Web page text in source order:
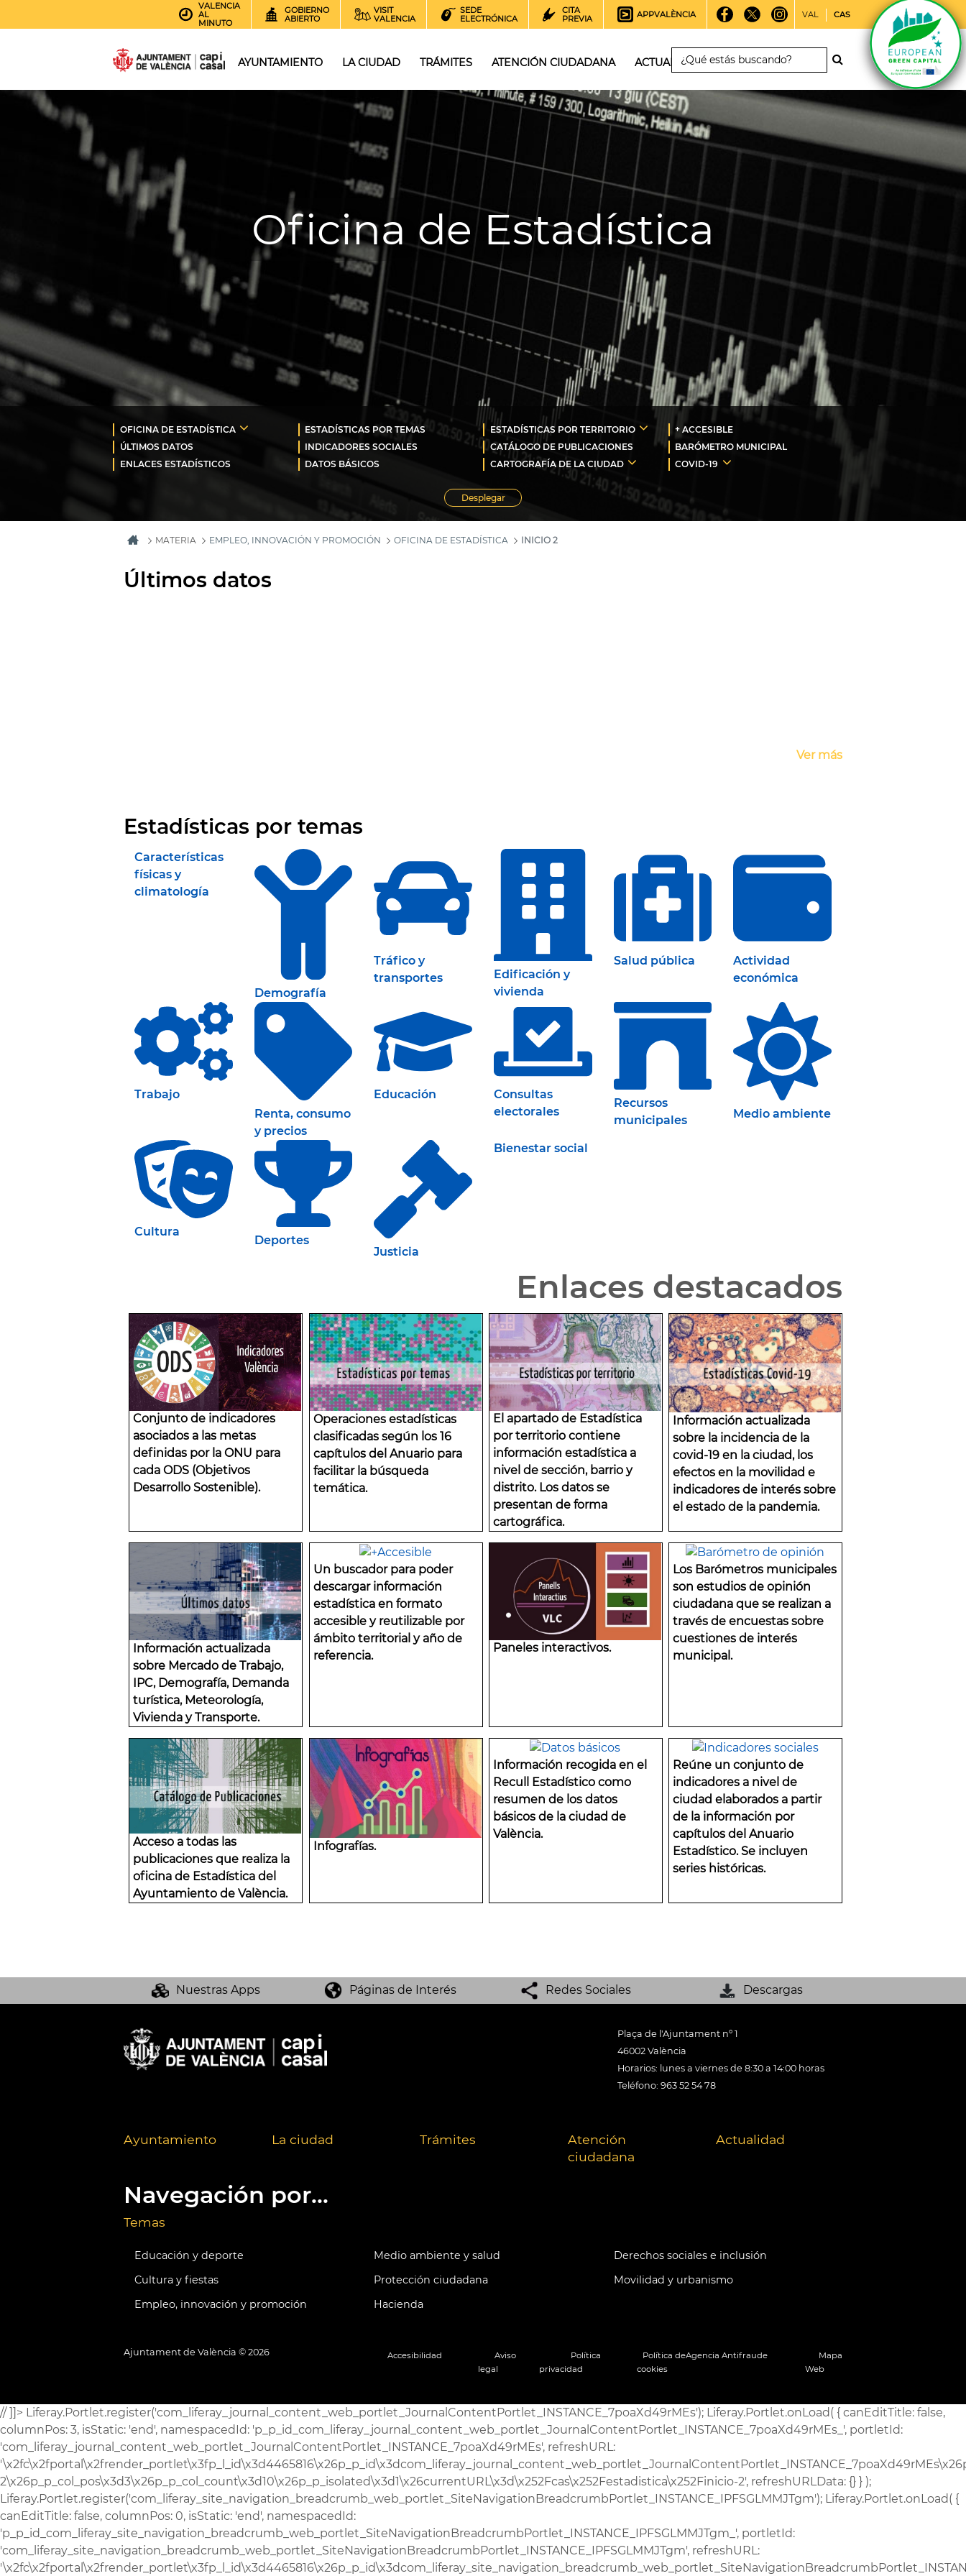
VALENCIA
AL
MINUTO
GOBIERNO
ABIERTO
VISIT
VALENCIA
SEDE
ELECTRÓNICA
CITA
PREVIA
APPVALÈNCIA VAL CAS
AYUNTAMIENTO LA CIUDAD TRÁMITES ATENCIÓN CIUDADANA ACTUALIDAD
Oficina de Estadística
OFICINA DE ESTADÍSTICA ESTADÍSTICAS POR TEMAS ESTADÍSTICAS POR TERRITORIO
+ ACCESIBLE
ÚLTIMOS DATOS
INDICADORES SOCIALES CATÁLOGO DE PUBLICACIONES
BARÓMETRO MUNICIPAL
ENLACES ESTADÍSTICOS
DATOS BÁSICOS CARTOGRAFÍA DE LA CIUDAD COVID-19
Desplegar
MATERIA EMPLEO, INNOVACIÓN Y PROMOCIÓN OFICINA DE ESTADÍSTICA INICIO 2
Últimos datos
Ver más
Estadísticas por temas
Características
físicas y
climatología
Demografía
Tráfico y
transportes
Edificación y
vivienda
Salud pública
Actividad
económica
Trabajo
Renta, consumo
y precios
Educación
Consultas
electorales
Recursos
municipales
Medio ambiente
Cultura
Deportes
Justicia
Bienestar social
Enlaces destacados
Conjunto de indicadores
asociados a las metas
definidas por la ONU para
cada ODS (Objetivos
Desarrollo Sostenible).
Operaciones estadísticas
clasificadas según los 16
capítulos del Anuario para
facilitar la búsqueda
temática.
El apartado de Estadística
por territorio contiene
información estadística a
nivel de sección, barrio y
distrito. Los datos se
presentan de forma
cartográfica.
Información actualizada
sobre la incidencia de la
covid-19 en la ciudad, los
efectos en la movilidad e
indicadores de interés sobre
el estado de la pandemia.
Información actualizada
sobre Mercado de Trabajo,
IPC, Demografía, Demanda
turística, Meteorología,
Vivienda y Transporte.
Un buscador para poder
descargar información
estadística en formato
accesible y reutilizable por
ámbito territorial y año de
referencia.
Paneles interactivos.
Los Barómetros municipales
son estudios de opinión
ciudadana que se realizan a
través de encuestas sobre
cuestiones de interés
municipal.
Acceso a todas las
publicaciones que realiza la
oficina de Estadística del
Ayuntamiento de València.
Infografías.
Información recogida en el
Recull Estadístico como
resumen de los datos
básicos de la ciudad de
València.
Reúne un conjunto de
indicadores a nivel de
ciudad elaborados a partir
de la información por
capítulos del Anuario
Estadístico. Se incluyen
series históricas.
Nuestras Apps Páginas de Interés Redes Sociales Descargas
Plaça de l'Ajuntament nº 1
46002 València
Horarios: lunes a viernes de 8:30 a 14:00 horas
Teléfono: 963 52 54 78
Ayuntamiento La ciudad Trámites
Atención
ciudadana
Actualidad
Navegación por...
Temas
Educación y deporte Medio ambiente y salud
Derechos sociales e inclusión
Cultura y fiestas
Protección ciudadana
Movilidad y urbanismo
Empleo, innovación y promoción
Hacienda
Ajuntament de València © 2026 Accesibilidad
Aviso
legal
Política
privacidad
Política de
cookies
Agencia Antifraude
Mapa
Web
// ]]> Liferay.Portlet.register('com_liferay_journal_content_web_portlet_JournalContentPortlet_INSTANCE_7poaXd49rMEs'); Liferay.Portlet.onLoad( { canEditTitle: false, columnPos: 3, isStatic: 'end', namespacedId: 'p_p_id_com_liferay_journal_content_web_portlet_JournalContentPortlet_INSTANCE_7poaXd49rMEs_', portletId: 'com_liferay_journal_content_web_portlet_JournalContentPortlet_INSTANCE_7poaXd49rMEs', refreshURL: '\x2fc\x2fportal\x2frender_portlet\x3fp_l_id\x3d4465816\x26p_p_id\x3dcom_liferay_journal_content_web_portlet_JournalContentPortlet_INSTANCE_7poaXd49rMEs\x26p_p_lifecycle\x3d0\x26p_t_lifecycle\x3d0\x26p_p_state\x3dnormal\x26p_p_mode\x3dview\x26p_p_col_id\x3dcolumn-2\x26p_p_col_pos\x3d3\x26p_p_col_count\x3d10\x26p_p_isolated\x3d1\x26currentURL\x3d\x252Fcas\x252Festadistica\x252Finicio-2', refreshURLData: {} } ); Liferay.Portlet.register('com_liferay_site_navigation_breadcrumb_web_portlet_SiteNavigationBreadcrumbPortlet_INSTANCE_IPFSGLMMJTgm'); Liferay.Portlet.onLoad( { canEditTitle: false, columnPos: 0, isStatic: 'end', namespacedId: 'p_p_id_com_liferay_site_navigation_breadcrumb_web_portlet_SiteNavigationBreadcrumbPortlet_INSTANCE_IPFSGLMMJTgm_', portletId: 'com_liferay_site_navigation_breadcrumb_web_portlet_SiteNavigationBreadcrumbPortlet_INSTANCE_IPFSGLMMJTgm', refreshURL: '\x2fc\x2fportal\x2frender_portlet\x3fp_l_id\x3d4465816\x26p_p_id\x3dcom_liferay_site_navigation_breadcrumb_web_portlet_SiteNavigationBreadcrumbPortlet_INSTANCE_IPFSGLMMJTgm\x26p_p_lifecycle\x3d0\x26p_t_lifecycle\x3d0\x26p_p_state\x3dnormal\x26p_p_mode\x3dview\x26p_p_col_id\x3dcolumn-2\x26p_p_col_pos\x3d0\x26p_p_col_count\x3d10\x26p_p_isolated\x3d1\x26currentURL\x3d\x252Fcas\x252Festadistica\x252Finicio-2', refreshURLData: {} } ); Liferay.Portlet.register('com_liferay_site_navigation_menu_web_portlet_SiteNavigationMenuPortlet_INSTANCE_theme_navigation_menu'); Liferay.Portlet.onLoad( { canEditTitle: false, columnPos: 0, isStatic: 'end', namespacedId: 'p_p_id_com_liferay_site_navigation_menu_web_portlet_SiteNavigationMenuPortlet_INSTANCE_theme_navigation_menu_', portletId: 'com_liferay_site_navigation_menu_web_portlet_SiteNavigationMenuPortlet_INSTANCE_theme_navigation_menu', refreshURL: '\x2fc\x2fportal\x2frender_portlet\x3fp_l_id\x3d4465816\x26p_p_id\x3dcom_liferay_site_navigation_menu_web_portlet_SiteNavigationMenuPortlet_INSTANCE_theme_navigation_menu\x26p_p_lifecycle\x3d0\x26p_t_lifecycle\x3d0\x26p_p_state\x3dnormal\x26p_p_mode\x3dview\x26p_p_col_id\x3dnull\x26p_p_col_pos\x3dnull\x26p_p_col_count\x3dnull\x26p_p_static\x3d1\x26p_p_isolated\x3d1\x26currentURL\x3d\x252Fcas\x252Festadistica\x252Finicio-2', refreshURLData: {} } ); Liferay.Portlet.register('com_liferay_journal_content_web_portlet_JournalContentPortlet_INSTANCE_HToR6m9e7bLh'); Liferay.Portlet.onLoad( { canEditTitle: false, columnPos: 5, isStatic: 'end', namespacedId: 'p_p_id_com_liferay_journal_content_web_portlet_JournalContentPortlet_INSTANCE_HToR6m9e7bLh_', portletId: 'com_liferay_journal_content_web_portlet_JournalContentPortlet_INSTANCE_HToR6m9e7bLh', refreshURL: '\x2fc\x2fportal\x2frender_portlet\x3fp_l_id\x3d4465816\x26p_p_id\x3dcom_liferay_journal_content_web_portlet_JournalContentPortlet_INSTANCE_HToR6m9e7bLh\x26p_p_lifecycle\x3d0\x26p_t_lifecycle\x3d0\x26p_p_state\x3dnormal\x26p_p_mode\x3dview\x26p_p_col_id\x3dcolumn-2\x26p_p_col_pos\x3d5\x26p_p_col_count\x3d10\x26p_p_isolated\x3d1\x26currentURL\x3d\x252Fcas\x252Festadistica\x252Finicio-2', refreshURLData: {} } ); Liferay.Portlet.register('AemetPortlet_INSTANCE_movil'); Liferay.Portlet.onLoad( { canEditTitle: false, columnPos: 0, isStatic: 'end', namespacedId: 'p_p_id_AemetPortlet_INSTANCE_movil_', portletId: 'AemetPortlet_INSTANCE_movil', refreshURL: '\x2fc\x2fportal\x2frender_portlet\x3fp_l_id\x3d4465816\x26p_p_id\x3dAemetPortlet_INSTANCE_movil\x26p_p_lifecycle\x3d0\x26p_t_lifecycle\x3d0\x26p_p_state\x3dnormal\x26p_p_mode\x3dview\x26p_p_col_id\x3dnull\x26p_p_col_pos\x3dnull\x26p_p_col_count\x3dnull\x26p_p_static\x3d1\x26p_p_isolated\x3d1\x26currentURL\x3d\x252Fcas\x252Festadistica\x252Finicio-2', refreshURLData: {} } ); Liferay.Portlet.register('com_liferay_site_navigation_menu_web_portlet_SiteNavigationMenuPortlet_INSTANCE_theme_navigation_menu_header'); Liferay.Portlet.onLoad( { canEditTitle: false, columnPos: 0, isStatic: 'end', namespacedId: 'p_p_id_com_liferay_site_navigation_menu_web_portlet_SiteNavigationMenuPortlet_INSTANCE_theme_navigation_menu_header_', portletId: 'com_liferay_site_navigation_menu_web_portlet_SiteNavigationMenuPortlet_INSTANCE_theme_navigation_menu_header', refreshURL: '\x2fc\x2fportal\x2frender_portlet\x3fp_l_id\x3d4465816\x26p_p_id\x3dcom_liferay_site_navigation_menu_web_portlet_SiteNavigationMenuPortlet_INSTANCE_theme_navigation_menu_header\x26p_p_lifecycle\x3d0\x26p_t_lifecycle\x3d0\x26p_p_state\x3dnormal\x26p_p_mode\x3dview\x26p_p_col_id\x3dnull\x26p_p_col_pos\x3dnull\x26p_p_col_count\x3dnull\x26p_p_static\x3d1\x26p_p_isolated\x3d1\x26currentURL\x3d\x252Fcas\x252Festadistica\x252Finicio-2', refreshURLData: {} } ); Liferay.Portlet.register('com_liferay_journal_content_web_portlet_JournalContentPortlet_INSTANCE_footerInstanceID'); Liferay.Portlet.onLoad( { canEditTitle: false, columnPos: 0, isStatic: 'end', namespacedId: 'p_p_id_com_liferay_journal_content_web_portlet_JournalContentPortlet_INSTANCE_footerInstanceID_', portletId: 'com_liferay_journal_content_web_portlet_JournalContentPortlet_INSTANCE_footerInstanceID', refreshURL: '\x2fc\x2fportal\x2frender_portlet\x3fp_l_id\x3d4465816\x26p_p_id\x3dcom_liferay_journal_content_web_portlet_JournalContentPortlet_INSTANCE_footerInstanceID\x26p_p_lifecycle\x3d0\x26p_t_lifecycle\x3d0\x26p_p_state\x3dnormal\x26p_p_mode\x3dview\x26p_p_col_id\x3dnull\x26p_p_col_pos\x3dnull\x26p_p_col_count\x3dnull\x26p_p_static\x3d1\x26p_p_isolated\x3d1\x26currentURL\x3d\x252Fcas\x252Festadistica\x252Finicio-2', refreshURLData: {} } ); Liferay.Portlet.register('com_liferay_journal_content_web_portlet_JournalContentPortlet_INSTANCE_EyydJo4Wn2Oc'); Liferay.Portlet.onLoad( { canEditTitle: false, columnPos: 7, isStatic: 'end', namespacedId: 'p_p_id_com_liferay_journal_content_web_portlet_JournalContentPortlet_INSTANCE_EyydJo4Wn2Oc_', portletId: 'com_liferay_journal_content_web_portlet_JournalContentPortlet_INSTANCE_EyydJo4Wn2Oc', refreshURL: '\x2fc\x2fportal\x2frender_portlet\x3fp_l_id\x3d4465816\x26p_p_id\x3dcom_liferay_journal_content_web_portlet_JournalContentPortlet_INSTANCE_EyydJo4Wn2Oc\x26p_p_lifecycle\x3d0\x26p_t_lifecycle\x3d0\x26p_p_state\x3dnormal\x26p_p_mode\x3dview\x26p_p_col_id\x3dcolumn-2\x26p_p_col_pos\x3d7\x26p_p_col_count\x3d10\x26p_p_isolated\x3d1\x26currentURL\x3d\x252Fcas\x252Festadistica\x252Finicio-2', refreshURLData: {} } ); Liferay.Portlet.register('com_liferay_journal_content_web_portlet_JournalContentPortlet_INSTANCE_ustRbQbjyJgu'); Liferay.Portlet.onLoad( { canEditTitle: false, columnPos: 1, isStatic: 'end', namespacedId: 'p_p_id_com_liferay_journal_content_web_portlet_JournalContentPortlet_INSTANCE_ustRbQbjyJgu_', portletId: 'com_liferay_journal_content_web_portlet_JournalContentPortlet_INSTANCE_ustRbQbjyJgu', refreshURL: '\x2fc\x2fportal\x2frender_portlet\x3fp_l_id\x3d4465816\x26p_p_id\x3dcom_liferay_journal_content_web_portlet_JournalContentPortlet_INSTANCE_ustRbQbjyJgu\x26p_p_lifecycle\x3d0\x26p_t_lifecycle\x3d0\x26p_p_state\x3dnormal\x26p_p_mode\x3dview\x26p_p_col_id\x3dcolumn-2\x26p_p_col_pos\x3d1\x26p_p_col_count\x3d10\x26p_p_isolated\x3d1\x26currentURL\x3d\x252Fcas\x252Festadistica\x252Finicio-2', refreshURLData: {} } ); Liferay.Portlet.register('com_liferay_site_navigation_menu_web_portlet_SiteNavigationMenuPortlet_INSTANCE_theme_layout_header'); Liferay.Portlet.onLoad( { canEditTitle: false, columnPos: 0, isStatic: 'end', namespacedId: 'p_p_id_com_liferay_site_navigation_menu_web_portlet_SiteNavigationMenuPortlet_INSTANCE_theme_layout_header_', portletId: 'com_liferay_site_navigation_menu_web_portlet_SiteNavigationMenuPortlet_INSTANCE_theme_layout_header', refreshURL: '\x2fc\x2fportal\x2frender_portlet\x3fp_l_id\x3d4465816\x26p_p_id\x3dcom_liferay_site_navigation_menu_web_portlet_SiteNavigationMenuPortlet_INSTANCE_theme_layout_header\x26p_p_lifecycle\x3d0\x26p_t_lifecycle\x3d0\x26p_p_state\x3dnormal\x26p_p_mode\x3dview\x26p_p_col_id\x3dnull\x26p_p_col_pos\x3dnull\x26p_p_col_count\x3dnull\x26p_p_static\x3d1\x26p_p_isolated\x3d1\x26currentURL\x3d\x252Fcas\x252Festadistica\x252Finicio-2', refreshURLData: {} } ); Liferay.Portlet.register('AemetPortlet_INSTANCE_escritorio'); Liferay.Portlet.onLoad( { canEditTitle: false, columnPos: 0, isStatic: 'end', namespacedId: 'p_p_id_AemetPortlet_INSTANCE_escritorio_', portletId: 'AemetPortlet_INSTANCE_escritorio', refreshURL: '\x2fc\x2fportal\x2frender_portlet\x3fp_l_id\x3d4465816\x26p_p_id\x3dAemetPortlet_INSTANCE_escritorio\x26p_p_lifecycle\x3d0\x26p_t_lifecycle\x3d0\x26p_p_state\x3dnormal\x26p_p_mode\x3dview\x26p_p_col_id\x3dnull\x26p_p_col_pos\x3dnull\x26p_p_col_count\x3dnull\x26p_p_static\x3d1\x26p_p_isolated\x3d1\x26currentURL\x3d\x252Fcas\x252Festadistica\x252Finicio-2', refreshURLData: {} } ); Liferay.Portlet.register('com_liferay_site_navigation_language_web_portlet_SiteNavigationLanguagePortlet_INSTANCE_mobile'); Liferay.Portlet.onLoad( { canEditTitle: false, columnPos: 0, isStatic: 'end', namespacedId: 'p_p_id_com_liferay_site_navigation_language_web_portlet_SiteNavigationLanguagePortlet_INSTANCE_mobile_', portletId: 'com_liferay_site_navigation_language_web_portlet_SiteNavigationLanguagePortlet_INSTANCE_mobile', refreshURL: '\x2fc\x2fportal\x2frend